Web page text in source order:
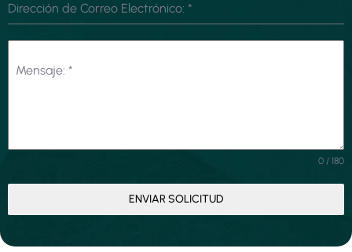
Dirección de Correo Electrónico: *
Mensaje: *
0 / 180
ENVIAR SOLICITUD